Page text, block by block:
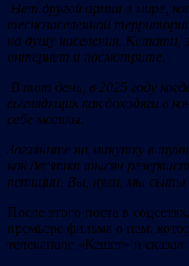
Нет другой армии в мире,
теснозаселенной
на душу населения. Кстати,
интернет и посмотрите.
В тот день, в 2025 году
выглядящих как доходяги в
себе могилы.
Загляните на минутку в
как десятки тысяч
петиции. Вы, нули, мы сыты
После этого поста в
премьере фильма о нем,
телеканале «Кешет» и сказал: